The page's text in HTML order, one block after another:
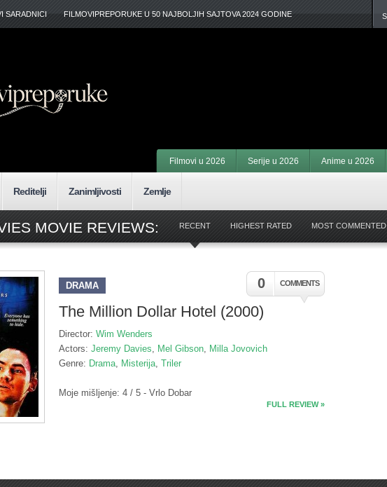
SARADNICI FILMOVIPREPORUKE U 50 NAJBOLJIH SAJTOVA 2024 GODINE
Filmovi u 2026 Serije u 2026 Anime u 2026
Reditelji Zanimljivosti Zemlje
MOVIE REVIEWS: RECENT HIGHEST RATED MOST COMMENTED
0 COMMENTS
DRAMA
The Million Dollar Hotel (2000)
Director: Wim Wenders
Actors: Jeremy Davies, Mel Gibson, Milla Jovovich
Genre: Drama, Misterija, Triler
Moje mišljenje: 4 / 5 - Vrlo Dobar
FULL REVIEW »